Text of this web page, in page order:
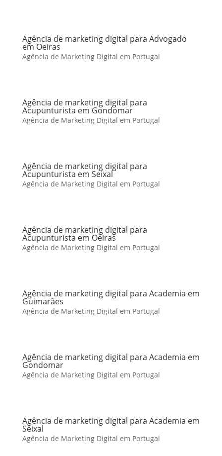
Agência de marketing digital para Advogado
em Oeiras
Agência de Marketing Digital em Portugal
Agência de marketing digital para
Acupunturista em Gondomar
Agência de Marketing Digital em Portugal
Agência de marketing digital para
Acupunturista em Seixal
Agência de Marketing Digital em Portugal
Agência de marketing digital para
Acupunturista em Oeiras
Agência de Marketing Digital em Portugal
Agência de marketing digital para Academia em
Guimarães
Agência de Marketing Digital em Portugal
Agência de marketing digital para Academia em
Gondomar
Agência de Marketing Digital em Portugal
Agência de marketing digital para Academia em
Seixal
Agência de Marketing Digital em Portugal